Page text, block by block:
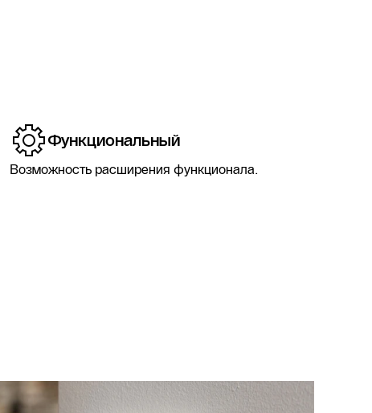
Функциональный
Возможность расширения функционала.